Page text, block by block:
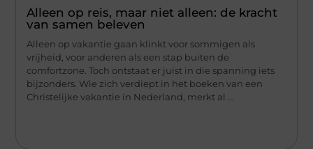
Alleen op reis, maar niet alleen: de kracht
van samen beleven
Alleen op vakantie gaan klinkt voor sommigen als
vrijheid, voor anderen als een stap buiten de
comfortzone. Toch ontstaat er juist in die spanning iets
bijzonders. Wie zich verdiept in het boeken van een
Christelijke vakantie in Nederland, merkt al ...